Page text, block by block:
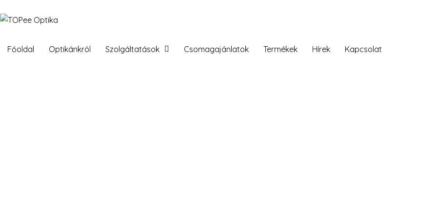
Főoldal Optikánkról Szolgáltatások Csomagajánlatok Termékek Hírek Kapcsolat